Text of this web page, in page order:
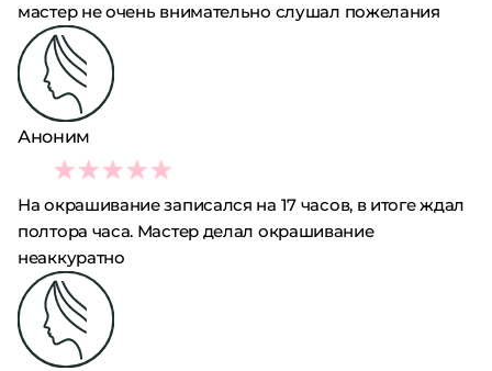
мастер не очень внимательно слушал пожелания
Аноним
2
На окрашивание записался на 17 часов, в итоге ждал
полтора часа. Мастер делал окрашивание
неаккуратно